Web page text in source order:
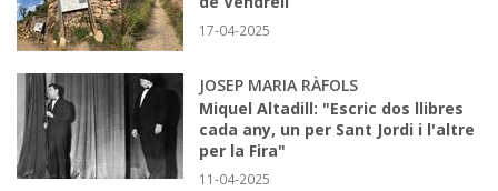
17-04-2025
JOSEP MARIA RÀFOLS
Miquel Altadill: "Escric dos llibres
cada any, un per Sant Jordi i l'altre
per la Fira"
11-04-2025